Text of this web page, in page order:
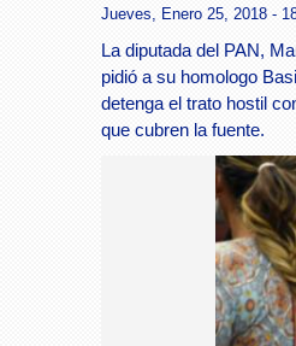
Jueves, Enero 25, 2018 -
La diputada del PAN,
pidió a su homologo
detenga el trato hostil
que cubren la fuente.